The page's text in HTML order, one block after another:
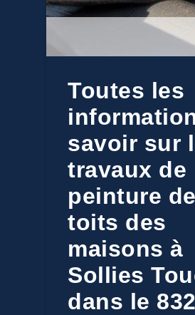
Toutes les
savoir sur
travaux de
peinture
toits des
maisons à
Sollies
dans le